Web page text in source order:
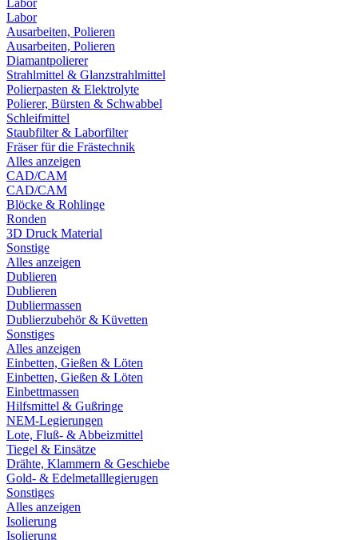
Labor
Labor
Ausarbeiten, Polieren
Ausarbeiten, Polieren
Diamantpolierer
Strahlmittel & Glanzstrahlmittel
Polierpasten & Elektrolyte
Polierer, Bürsten & Schwabbel
Schleifmittel
Staubfilter & Laborfilter
Fräser für die Frästechnik
Alles anzeigen
CAD/CAM
CAD/CAM
Blöcke & Rohlinge
Ronden
3D Druck Material
Sonstige
Alles anzeigen
Dublieren
Dublieren
Dubliermassen
Dublierzubehör & Küvetten
Sonstiges
Alles anzeigen
Einbetten, Gießen & Löten
Einbetten, Gießen & Löten
Einbettmassen
Hilfsmittel & Gußringe
NEM-Legierungen
Lote, Fluß- & Abbeizmittel
Tiegel & Einsätze
Drähte, Klammern & Geschiebe
Gold- & Edelmetalllegierugen
Sonstiges
Alles anzeigen
Isolierung
Isolierung